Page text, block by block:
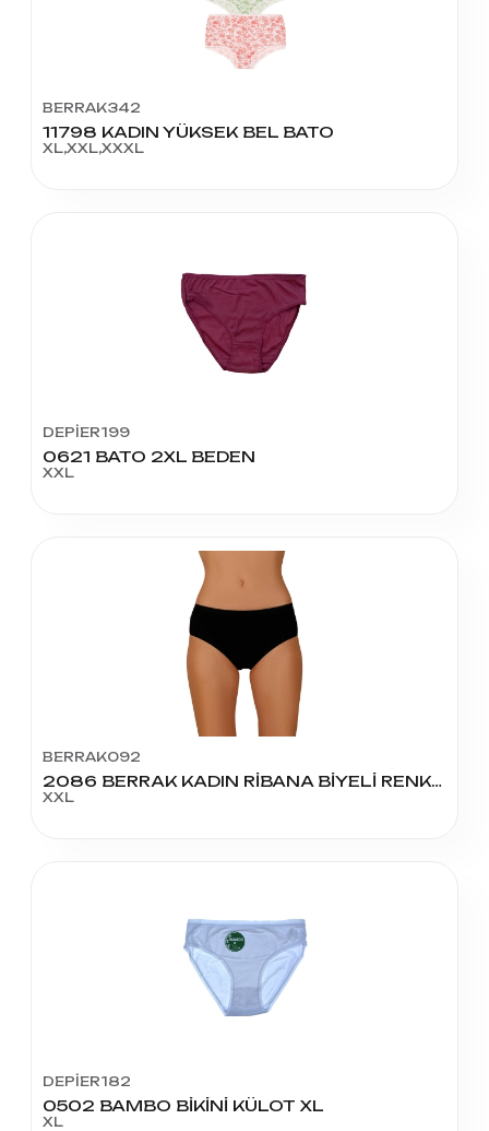
BERRAK342
11798 KADIN YÜKSEK BEL BATO
XL,XXL,XXXL
DEPİER199
0621 BATO 2XL BEDEN
XXL
BERRAK092
2086 BERRAK KADIN RİBANA BİYELİ RENKLİ BATO XXL BEDEN
XXL
DEPİER182
0502 BAMBO BİKİNİ KÜLOT XL
XL